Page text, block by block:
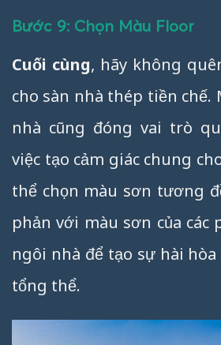
Bước 9: Chọn Màu Floor
Cuối cùng, hãy không
cho sàn nhà thép tiền chế.
nhà cũng đóng vai trò
việc tạo cảm giác chung
thể chọn màu sơn tương
phản với màu sơn của các
ngôi nhà để tạo sự hài
tổng thể.